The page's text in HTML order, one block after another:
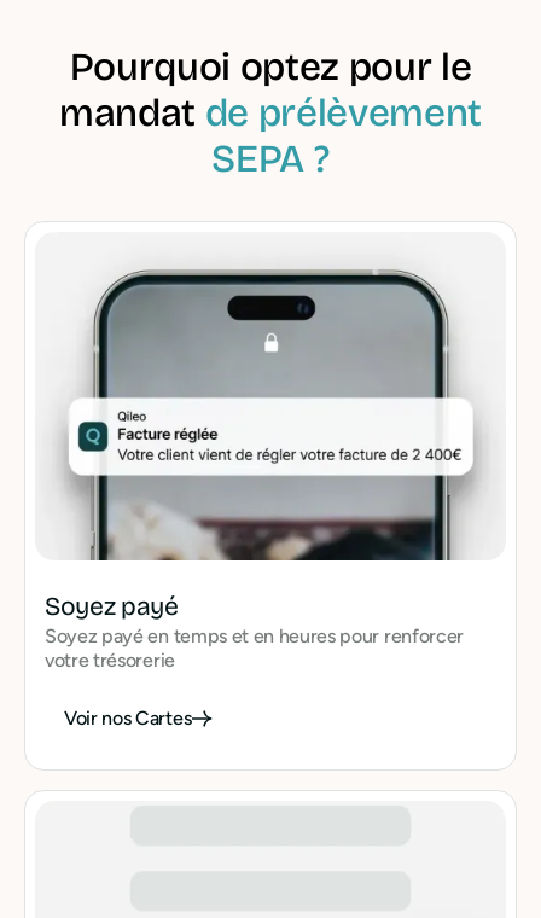
Pourquoi optez pour le
mandat de prélèvement
SEPA ?
Soyez payé
Soyez payé en temps et en heures pour renforcer
votre trésorerie
Voir nos Cartes